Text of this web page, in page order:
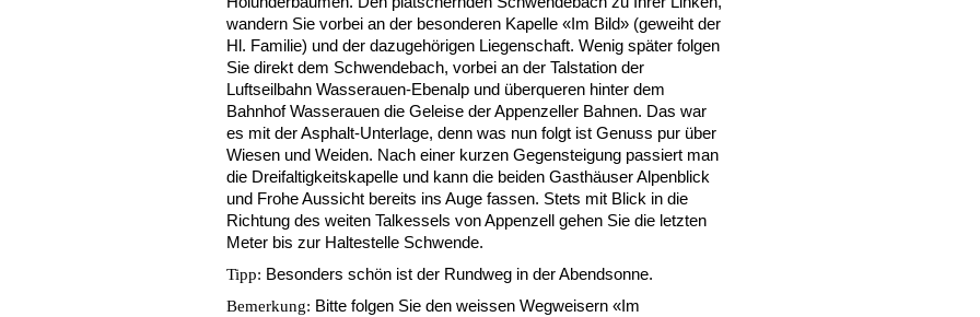
wandern Sie vorbei an der besonderen Kapelle «Im Bild» (geweiht der
Hl. Familie) und der dazugehörigen Liegenschaft. Wenig später folgen
Sie direkt dem Schwendebach, vorbei an der Talstation der
Luftseilbahn Wasserauen-Ebenalp und überqueren hinter dem
Bahnhof Wasserauen die Geleise der Appenzeller Bahnen. Das war
es mit der Asphalt-Unterlage, denn was nun folgt ist Genuss pur über
Wiesen und Weiden. Nach einer kurzen Gegensteigung passiert man
die Dreifaltigkeitskapelle und kann die beiden Gasthäuser Alpenblick
und Frohe Aussicht bereits ins Auge fassen. Stets mit Blick in die
Richtung des weiten Talkessels von Appenzell gehen Sie die letzten
Meter bis zur Haltestelle Schwende.
Tipp: Besonders schön ist der Rundweg in der Abendsonne.
Bemerkung: Bitte folgen Sie den weissen Wegweisern «Im